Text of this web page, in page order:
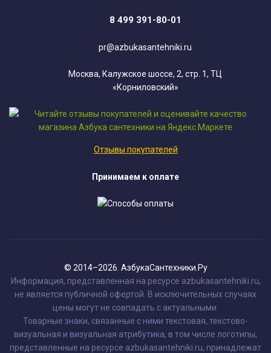
8 499 391-80-01
pr@azbukasantehniki.ru
Москва, Калужское шоссе, 2, стр. 1, ТЦ
«Корниловский»
Отзывы покупателей
Принимаем к оплате
© 2014–2026. АзбукаСантехники.Ру
Информация, представленная на ресурсе azbukasantehniki.ru,
не является публичной офертой. В исключительных случаях
цены могут не совпадать с актуальными.
Товарные знаки, связанные с ними текстовая, текстово-
визуальная и визуальная атрибутика, в том числе логотипы,
представленные на ресурсе azbukasantehniki.ru, принадлежат